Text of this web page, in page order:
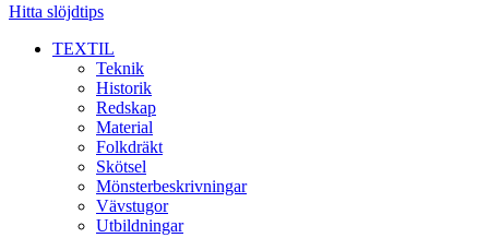
Hitta slöjdtips
TEXTIL
Teknik
Historik
Redskap
Material
Folkdräkt
Skötsel
Mönsterbeskrivningar
Vävstugor
Utbildningar